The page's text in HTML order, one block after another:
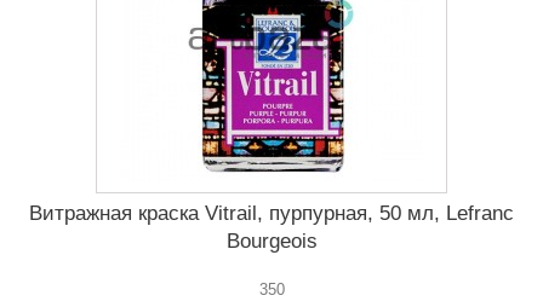
Витражная краска Vitrail, пурпурная, 50 мл, Lefranc
Bourgeois
350